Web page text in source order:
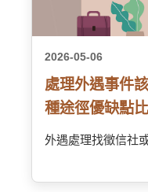
2026-05-06
處理外遇事件
種途徑優缺點
外遇處理找徵信社